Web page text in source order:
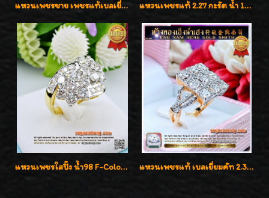
แหวนเพชรชาย เพชรแท้เบลเยี่ยมคัท น้ำ100% D-Color/VVS 2.46 กะรัต แหวนเพชรแท้ 2.27 กะรัต น้ำ 100% เบลเยี่ยมคัท ลวดลายดอกกุหลาบหรู
แหวนเพชรใสปิ๊ง น้ำ98 F-Color/VVS1 น้ำหนักเพชรรวม 2.56 กะรัต ใส่เต็มนิ้วเพชรเป็นน้ำเป็นเนื้อสวยมากๆค่ะ แหวนเพชรแท้ เบลเยี่ยมคัท 2.39 กะรัต น้ำ 98 F-Color/VVS ดีไซน์หน้ากว้างหรูเต็มนิ้ว